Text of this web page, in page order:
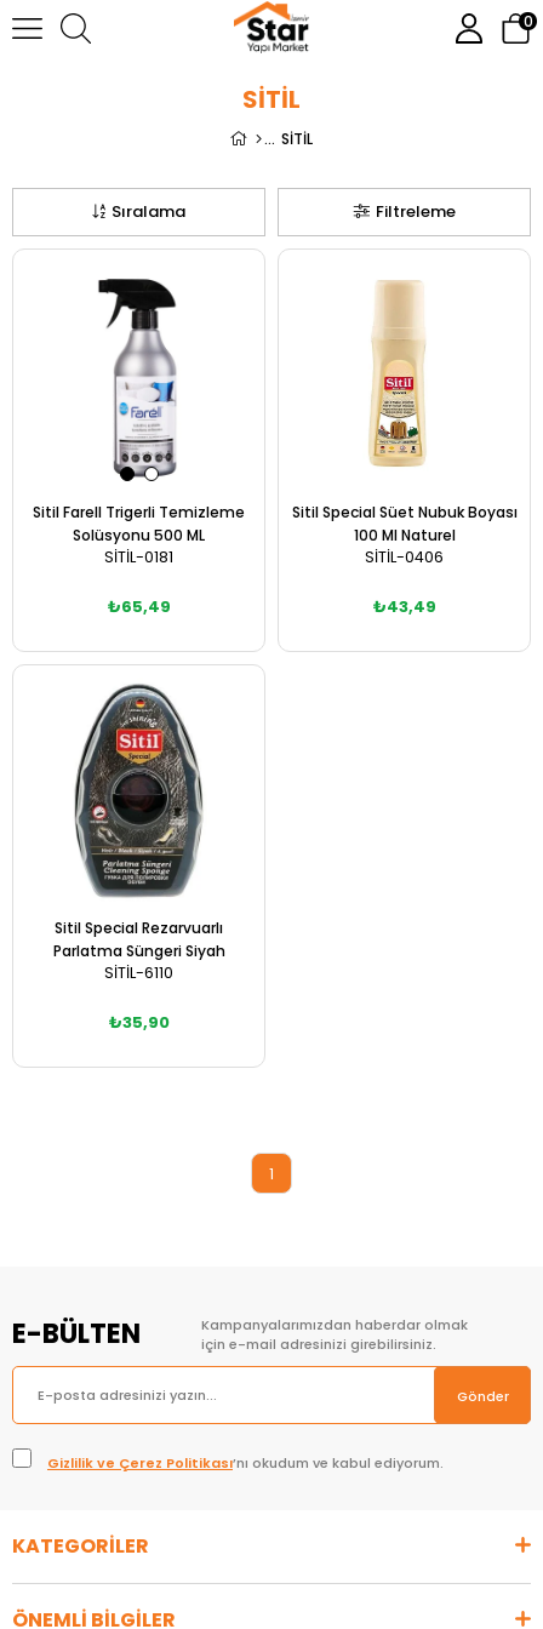
0
SİTİL
SİTİL
Filtreleme
Sıralama
Sitil Farell Trigerli Temizleme
Solüsyonu 500 ML
SİTİL-0181
₺65,49
Sepete Ekle
Sitil Special Süet Nubuk Boyası
100 Ml Naturel
SİTİL-0406
₺43,49
Sitil Special Rezarvuarlı
Parlatma Süngeri Siyah
SİTİL-6110
₺35,90
1
E-BÜLTEN
Kampanyalarımızdan haberdar olmak
için e-mail adresinizi girebilirsiniz.
Gönder
Gizlilik ve Çerez Politikası’nı okudum ve kabul ediyorum.
KATEGORİLER
ÖNEMLİ BİLGİLER